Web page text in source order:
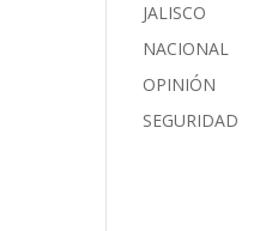
JALISCO
NACIONAL
OPINIÓN
SEGURIDAD